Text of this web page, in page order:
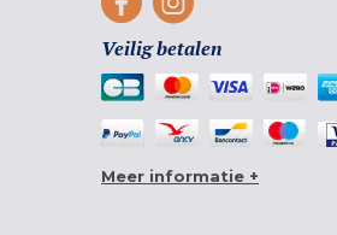
Veilig betalen
Meer informatie +